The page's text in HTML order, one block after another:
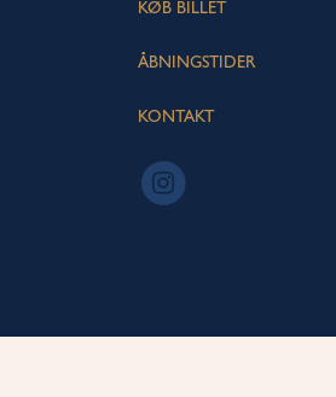
KØB BILLET
ÅBNINGSTIDER
KONTAKT